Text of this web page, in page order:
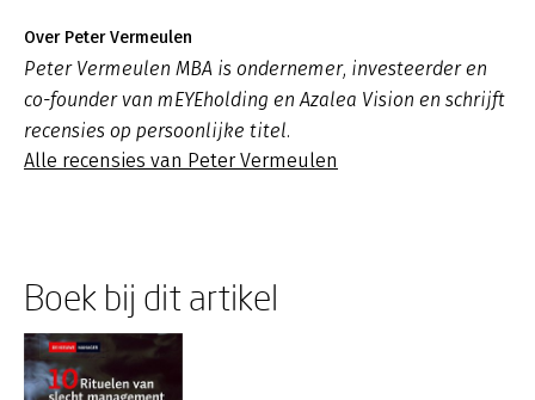
Over Peter Vermeulen
Peter Vermeulen MBA is ondernemer, investeerder en
co-founder van mEYEholding en Azalea Vision en schrijft
recensies op persoonlijke titel.
Alle recensies van Peter Vermeulen
Boek bij dit artikel